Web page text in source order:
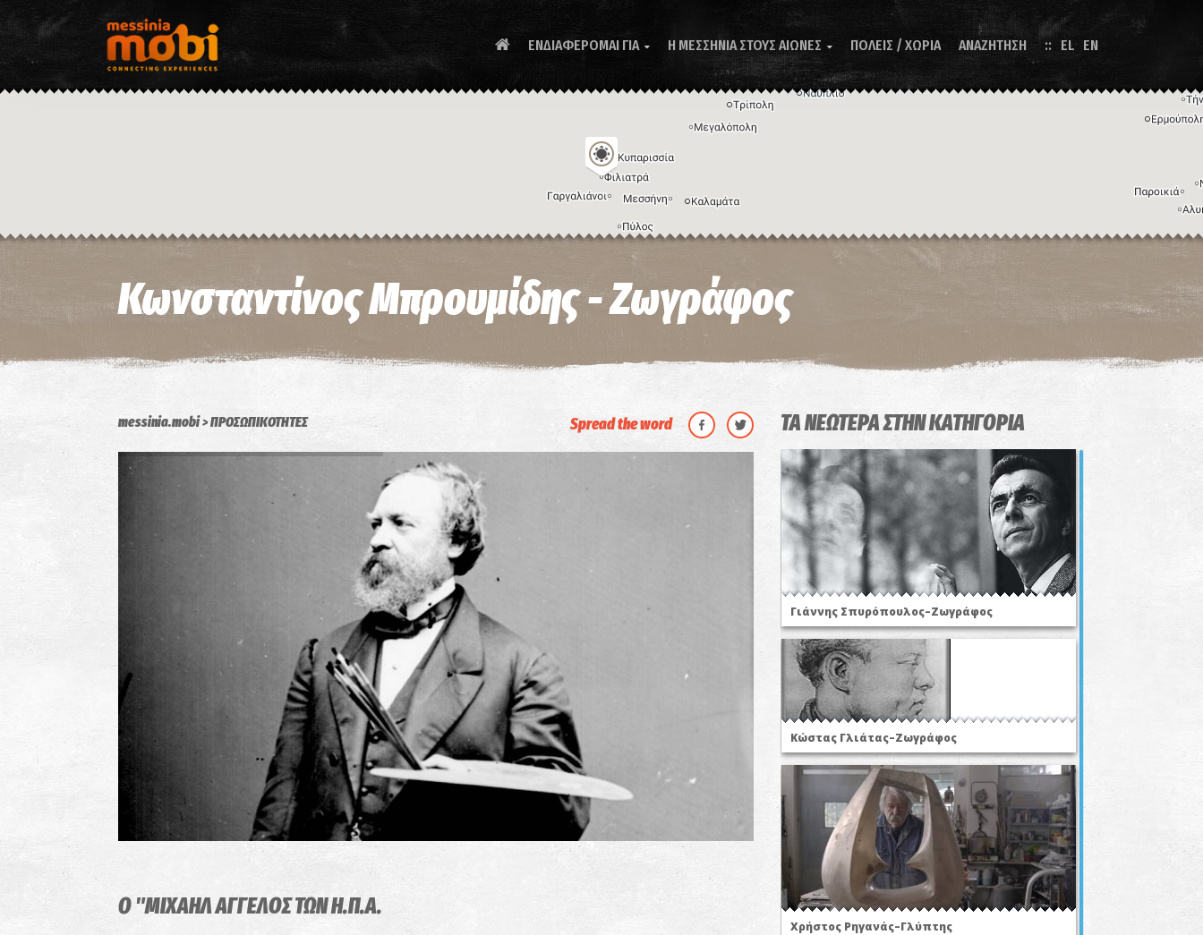
ΕΝΔΙΑΦΕΡΟΜΑΙ ΓΙΑ  Η ΜΕΣΣΗΝΙΑ ΣΤΟΥΣ ΑΙΩΝΕΣ  ΠΟΛΕΙΣ / ΧΩΡΙΑ ΑΝΑΖΗΤΗΣΗ EL EN
Συντομεύσεις πληκτρολογίου Η εικόνα ενδέχεται να υπόκειται σε πνευματικά δικαιώματα
Κωνσταντίνος Μπρουμίδης - Zωγράφος
messinia.mobi ΠΡΟΣΩΠΙΚΟΤΗΤΕΣ Spread the word
O "ΜΙΧΑΗΛ ΑΓΓΕΛΟΣ ΤΩΝ Η.Π.Α.
ΤΑ ΝΕΩΤΕΡΑ ΣΤΗΝ ΚΑΤΗΓΟΡΙΑ
Γιάννης Σπυρόπουλος–Ζωγράφος
Κώστας Γλιάτας–Ζωγράφος
Χρήστος Ρηγανάς–Γλύπτης